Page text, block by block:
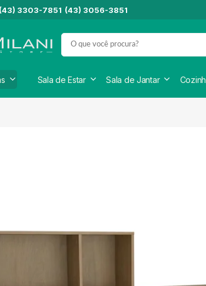
(43) 3303-7851 (43) 3056-3851
Sala de Estar Sala de Jantar